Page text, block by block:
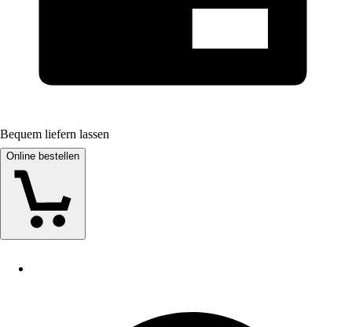
Bequem liefern lassen
Online bestellen